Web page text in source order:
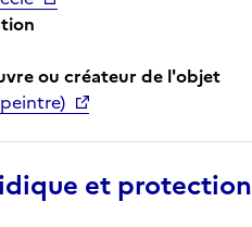
ou créateur de l'objet
et protection